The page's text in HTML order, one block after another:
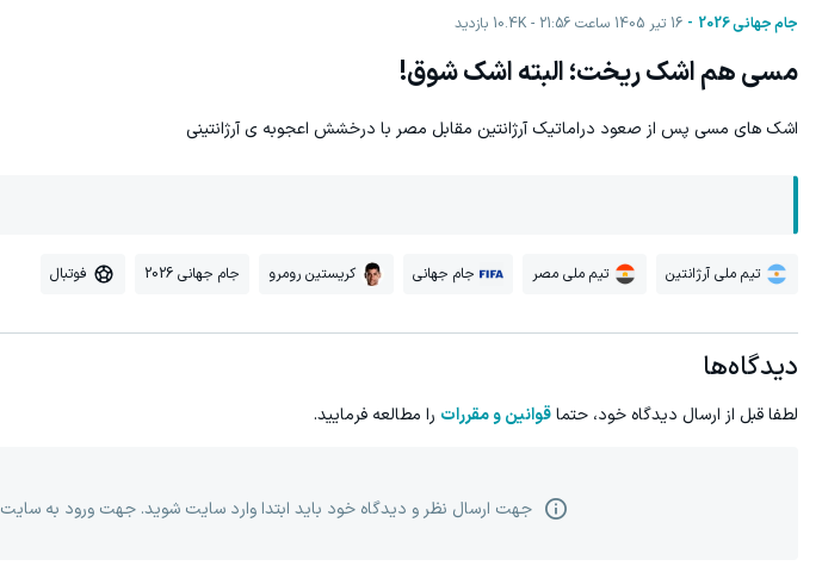
جام جهانی 2026 16 تیر 1405 ساعت 21:56 10.4K بازدید
مسی هم اشک ریخت؛ البته اشک شوق!
اشک های مسی پس از صعود دراماتیک آرژانتین مقابل مصر با درخشش اعجوبه ی آرژانتینی
تیم ملی آرژانتین تیم ملی مصر جام جهانی کریستین رومرو جام جهانی 2026 فوتبال
دیدگاه‌ها
لطفا قبل از ارسال دیدگاه خود، حتماقوانین و مقررات را مطالعه فرمایید.
جهت ارسال نظر و دیدگاه خود باید ابتدا وارد سایت شوید. جهت ورود به سایت